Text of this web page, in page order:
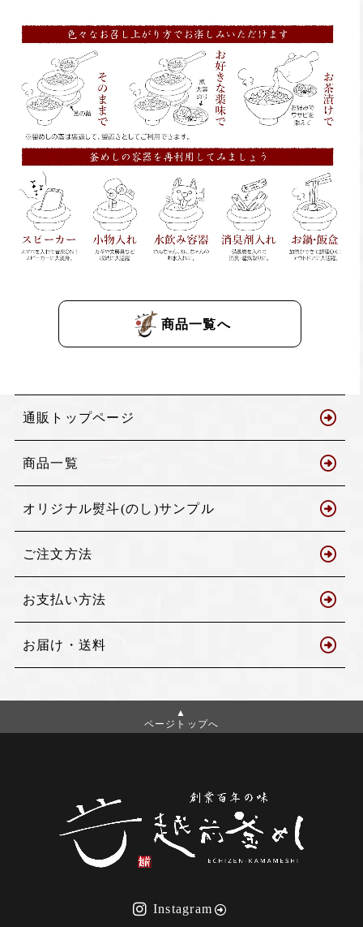
商品一覧へ
通販トップページ
商品一覧
オリジナル熨斗(のし)サンプル
ご注文方法
お支払い方法
お届け・送料
ページトップへ
Instagram